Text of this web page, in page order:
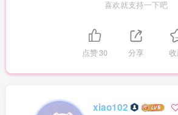
喜欢就支持一下吧
点赞30 分享
xiao102